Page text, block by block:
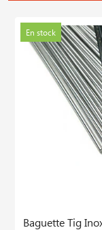
En stock
Baguette Tig